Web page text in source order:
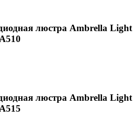
люстра Ambrella Light
люстра Ambrella Light